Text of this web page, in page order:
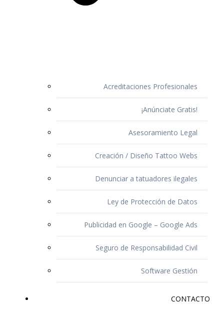
Acreditaciones Profesionales
¡Anúnciate Gratis!
Asesoramiento Legal
Creación / Diseño Tattoo Webs
Denunciar a tatuadores ilegales
Ley de Protección de Datos
Publicidad en Google – Google Ads
Seguro de Responsabilidad Civil
Software Gestión
CONTACTO